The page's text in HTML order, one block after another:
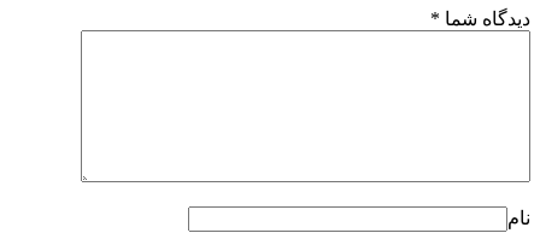
دیدگاه شما *
نام